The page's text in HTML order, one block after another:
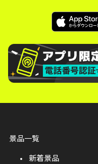
景品一覧
新着景品